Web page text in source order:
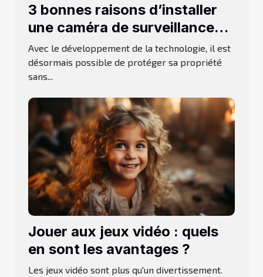
3 bonnes raisons d’installer
une caméra de surveillance
d’extérieur
Avec le développement de la technologie, il est
désormais possible de protéger sa propriété
sans...
Jouer aux jeux vidéo : quels
en sont les avantages ?
Les jeux vidéo sont plus qu'un divertissement.